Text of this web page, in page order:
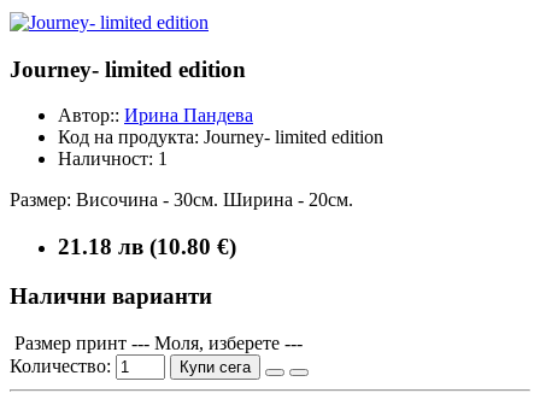
Journey- limited edition
Автор:: Ирина Пандева
Код на продукта: Journey- limited edition
Наличност: 1
Размер: Височина - 30см. Ширина - 20см.
21.18 лв (10.80 €)
Налични варианти
Размер принт --- Моля, изберете ---
Количество:
Купи сега